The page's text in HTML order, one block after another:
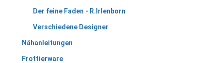
Der feine Faden - R.Irlenborn
Verschiedene Designer
Nähanleitungen
Frottierware